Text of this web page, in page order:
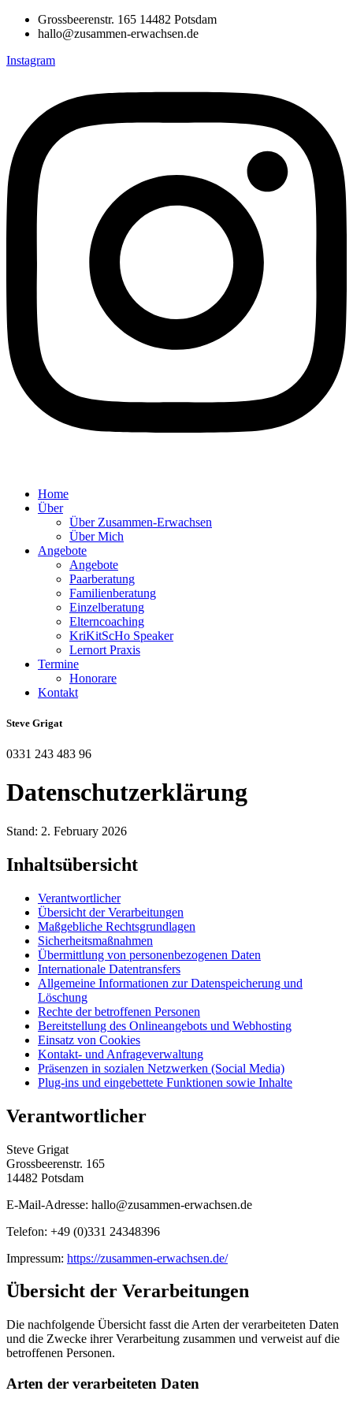
Grossbeerenstr. 165 14482 Potsdam
hallo@zusammen-erwachsen.de
Instagram
Home
Über
Über Zusammen-Erwachsen
Über Mich
Angebote
Angebote
Paarberatung
Familienberatung
Einzelberatung
Elterncoaching
KriKitScHo Speaker
Lernort Praxis
Termine
Honorare
Kontakt
Steve Grigat
0331 243 483 96
Datenschutzerklärung
Stand: 2. February 2026
Inhaltsübersicht
Verantwortlicher
Übersicht der Verarbeitungen
Maßgebliche Rechtsgrundlagen
Sicherheitsmaßnahmen
Übermittlung von personenbezogenen Daten
Internationale Datentransfers
Allgemeine Informationen zur Datenspeicherung und
Löschung
Rechte der betroffenen Personen
Bereitstellung des Onlineangebots und Webhosting
Einsatz von Cookies
Kontakt- und Anfrageverwaltung
Präsenzen in sozialen Netzwerken (Social Media)
Plug-ins und eingebettete Funktionen sowie Inhalte
Verantwortlicher
Steve Grigat
Grossbeerenstr. 165
14482 Potsdam
E-Mail-Adresse: hallo@zusammen-erwachsen.de
Telefon: +49 (0)331 24348396
Impressum: https://zusammen-erwachsen.de/
Übersicht der Verarbeitungen
Die nachfolgende Übersicht fasst die Arten der verarbeiteten Daten
und die Zwecke ihrer Verarbeitung zusammen und verweist auf die
betroffenen Personen.
Arten der verarbeiteten Daten